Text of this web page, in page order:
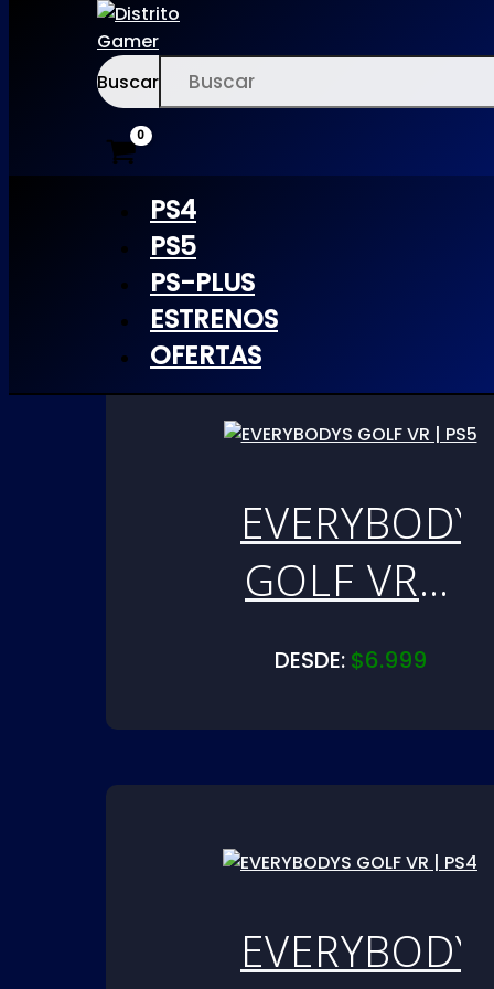
Buscar
PS4
PS5
PS-PLUS
ESTRENOS
OFERTAS
/ Productos etiquetados “EVERYBODYS”
EVERYBODYS
GOLF VR |
PS5
DESDE: $6.999